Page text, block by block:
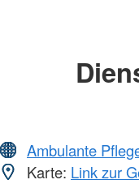
Ambulante
Karte: Link zur